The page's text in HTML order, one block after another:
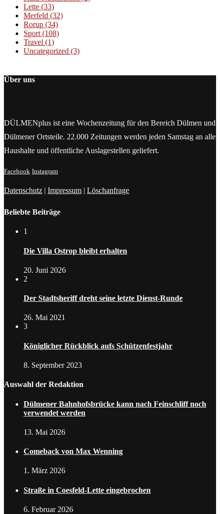
Lette (33)
Merfeld (32)
Rorup (34)
Sport (108)
Travel (1)
Uncategorized (3)
Über uns
DÜLMENplus ist eine Wochenzeitung für den Bereich Dülmen und
Dülmener Ortsteile. 22.000 Zeitungen werden jeden Samstag an alle
Haushalte und öffentliche Auslagestellen geliefert.
Facebook Instagram
Datenschutz | Impressum | Löschanfrage
Beliebte Beiträge
1
Die Villa Ostrop bleibt erhalten
20. Juni 2026
2
Der Stadtsheriff dreht seine letzte Dienst-Runde
26. Mai 2021
3
Königlicher Rückblick aufs Schützenfestjahr
8. September 2023
Auswahl der Redaktion
Dülmener Bahnhofsbrücke kann nach Feinschliff noch
verwendet werden
13. Mai 2026
Comeback von Max Wenning
1. März 2026
Straße in Coesfeld-Lette eingebrochen
6. Februar 2026